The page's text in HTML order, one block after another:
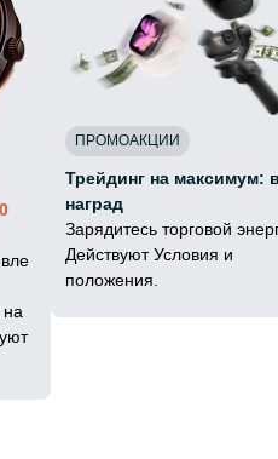
ПРОМОАКЦИИ
Трейдинг на максимум:
наград
Зарядитесь торговой
Действуют Условия и
положения.